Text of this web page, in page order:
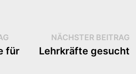
Vorheriger
Beitrag:
für
NÄCHSTER BEITRAG
Lehrkräfte gesucht